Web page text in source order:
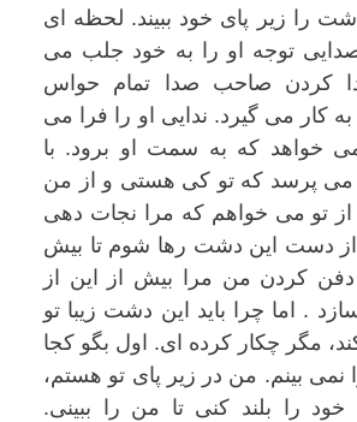
را زیر پای خود ببیند. لحظه ای
توجه او را به خود جلب می
کردن صاحب صدا تمام حواس
می گیرد. ندایی او را فرا می
خواهد که به سمت او برود. با
می پرسد که تو کی هستی و از من
تو می خواهم که مرا نجات دهی
دست این دشت رها شوم تا بیش
دفن کردن من مرا بیش از این از
. اما چرا باید این دشت زیبا تو
مگر چکار کرده ای. اول بگو کجا
بینم. من در زیر پای تو هستم،
را بلند کنی تا من را ببینی.